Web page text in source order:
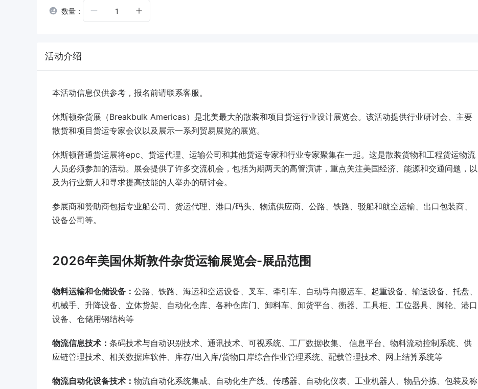
数量： 1
活动介绍
本活动信息仅供参考，报名前请联系客服。
休斯顿杂货展（Breakbulk Americas）是北美最大的散装和项目货运行业设计展览会。该活动提供行业研讨会、主要
散货和项目货运专家会议以及展示一系列贸易展览的展览。
休斯顿普通货运展将epc、货运代理、运输公司和其他货运专家和行业专家聚集在一起。这是散装货物和工程货运物流
人员必须参加的活动。展会提供了许多交流机会，包括为期两天的高管演讲，重点关注美国经济、能源和交通问题，以
及为行业新人和寻求提高技能的人举办的研讨会。
参展商和赞助商包括专业船公司、货运代理、港口/码头、物流供应商、公路、铁路、驳船和航空运输、出口包装商、
设备公司等。
2026年美国休斯敦件杂货运输展览会-展品范围
物料运输和仓储设备： 公路、铁路、海运和空运设备、叉车、牵引车、自动导向搬运车、起重设备、输送设备、托盘、
机械手、升降设备、立体货架、自动化仓库、各种仓库门、卸料车、卸货平台、衡器、工具柜、工位器具、脚轮、港口
设备、仓储用钢结构等
物流信息技术： 条码技术与自动识别技术、通讯技术、可视系统、工厂数据收集、 信息平台、物料流动控制系统、供
应链管理技术、相关数据库软件、库存/出入库/货物口岸综合作业管理系统、配载管理技术、网上结算系统等
物流自动化设备技术： 物流自动化系统集成、自动化生产线、传感器、自动化仪表、工业机器人、物品分拣、包装及称